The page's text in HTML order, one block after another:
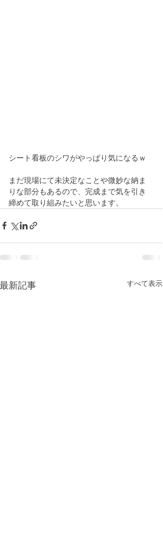
シート看板のシワがやっぱり気になるｗ
まだ現場にて未決定なことや微妙な納ま
りな部分もあるので、完成まで気を引き
締めて取り組みたいと思います。
最新記事 すべて表示